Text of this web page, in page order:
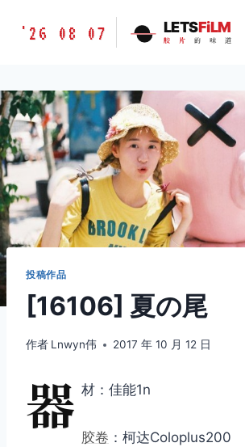
胶
味
道
LETSFILM
'26 08 07 LETSFiLM
胶 片 的 味 道
投稿作品
[16106] 夏の尾
作者 Lnwyn伟 2017 年 10 月 12 日
器 材：佳能1n
胶卷 ：柯达Coloplus200